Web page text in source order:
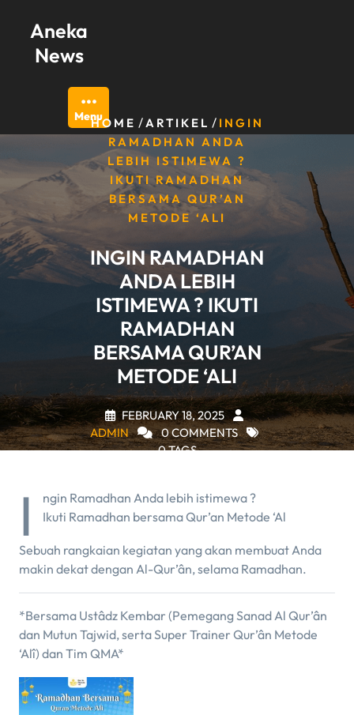
content
Aneka
News
MenuHOME /ARTIKEL / INGIN
RAMADHAN ANDA
LEBIH ISTIMEWA ?
IKUTI RAMADHAN
BERSAMA QUR’AN
METODE ‘ALI
INGIN RAMADHAN
ANDA LEBIH
ISTIMEWA ? IKUTI
RAMADHAN
BERSAMA QUR’AN
METODE ‘ALI
FEBRUARY 18, 2025
ADMIN
0 COMMENTS
0 TAGS
I
ngin Ramadhan Anda lebih istimewa ?
Ikuti Ramadhan bersama Qur’an Metode ‘Al
Sebuah rangkaian kegiatan yang akan membuat Anda
makin dekat dengan Al-Qur’ân, selama Ramadhan.
*Bersama Ustâdz Kembar (Pemegang Sanad Al Qur’ân
dan Mutun Tajwid, serta Super Trainer Qur’ân Metode
‘Alî) dan Tim QMA*